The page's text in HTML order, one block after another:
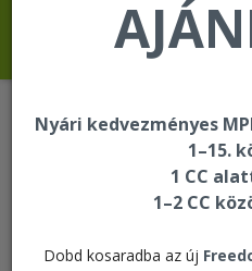
Nyári kedvezményes
1–15.
1 CC
1–2 CC
Dobd kosaradba az új
Molnár Tibor
ÚJDONSÁG